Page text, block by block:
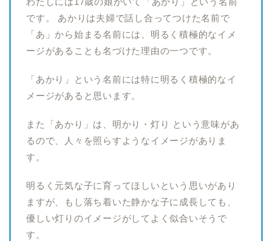
です。 あかりは夫婦で話し合ってつけた名前で
「あ」から始まる名前には、明るく積極的なイメ
ージがあることも名づけた理由の一つです。
「あかり」という名前には特に明るく積極的なイ
メージがあると思います。
また「あかり」は、明かり・灯り という意味があ
るので、人々を照らすようなイメージがありま
す。
明るく元気な子に育ってほしいという思いがあり
ますが、もし落ち着いた静かな子に成長しても、
優しい灯りのイメージがしてよく似合いそうで
す。